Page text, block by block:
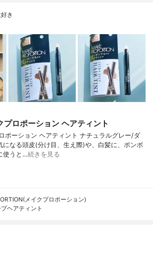
き
プロポーション ヘアティント
ポーション ヘアティント ナチュラルグレー/ダ
になる頭皮(分け目、生え際)や、白髪に、ポンポ
使うと…続きを見る
メイクプロポーション)
ヘアティント